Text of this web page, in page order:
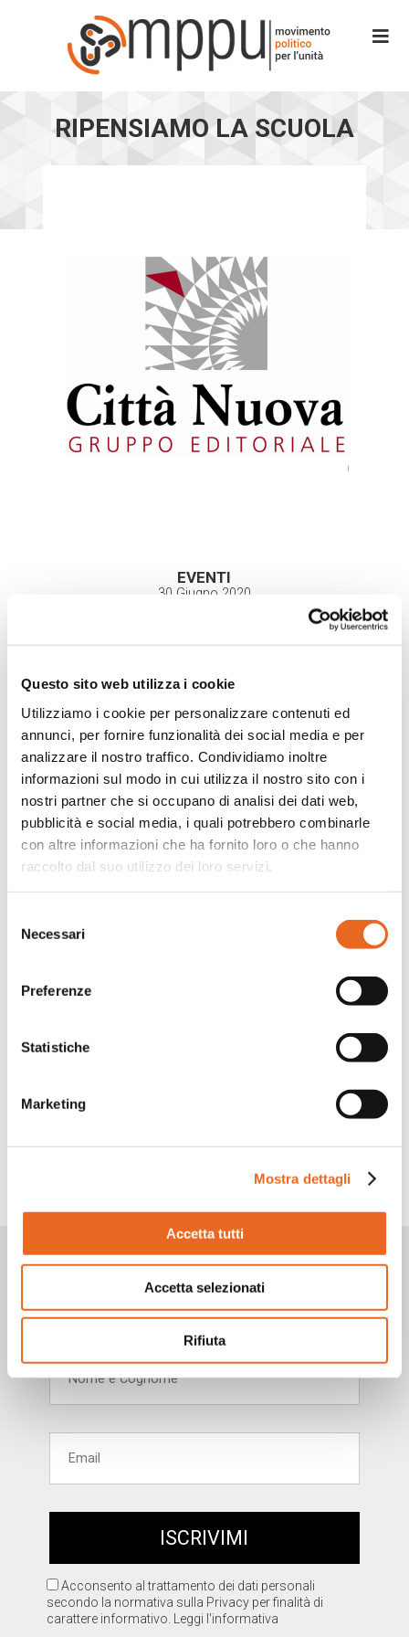
Questo sito web utilizza i cookie
Utilizziamo i cookie per personalizzare contenuti ed
annunci, per fornire funzionalità dei social media e per
analizzare il nostro traffico. Condividiamo inoltre
informazioni sul modo in cui utilizza il nostro sito con i
nostri partner che si occupano di analisi dei dati web,
pubblicità e social media, i quali potrebbero combinarle
con altre informazioni che ha fornito loro o che hanno
raccolto dal suo utilizzo dei loro servizi.
delNecessari
Preferenze
Statistiche
Marketing
Mostra dettagli
Accetta tutti
Accetta selezionati
Rifiuta
RIPENSIAMO LA SCUOLA
EVENTI
30 Giugno 2020
2° Webinar per dialogare
WhatsApp
Twitter
Share
Vuoi rimanere aggiornato?
Iscriviti alla nostra
newsletter!
Acconsento al trattamento dei dati personali
secondo la normativa sulla Privacy per finalità di
carattere informativo.
Leggi l'informativa